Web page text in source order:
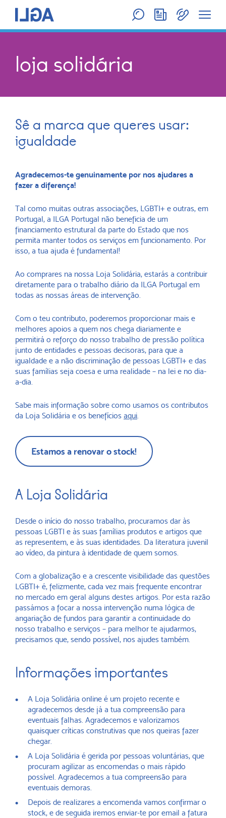
loja solidária
Sê a marca que queres usar:
igualdade
Agradecemos-te genuinamente por nos ajudares a
fazer a diferença!
Tal como muitas outras associações, LGBTI+ e outras, em
Portugal, a ILGA Portugal não beneficia de um
financiamento estrutural da parte do Estado que nos
permita manter todos os serviços em funcionamento. Por
isso, a tua ajuda é fundamental!
Ao comprares na nossa Loja Solidária, estarás a contribuir
diretamente para o trabalho diário da ILGA Portugal em
todas as nossas áreas de intervenção.
Com o teu contributo, poderemos proporcionar mais e
melhores apoios a quem nos chega diariamente e
permitirá o reforço do nosso trabalho de pressão política
junto de entidades e pessoas decisoras, para que a
igualdade e a não discriminação de pessoas LGBTI+ e das
suas famílias seja coesa e uma realidade – na lei e no dia-
a-dia.
Sabe mais informação sobre como usamos os contributos
da Loja Solidária e os benefícios aqui.
Estamos a renovar o stock!
A Loja Solidária
Desde o início do nosso trabalho, procuramos dar às
pessoas LGBTI e às suas famílias produtos e artigos que
as representem, e às suas identidades. Da literatura juvenil
ao vídeo, da pintura à identidade de quem somos.
Com a globalização e a crescente visibilidade das questões
LGBTI+ é, felizmente, cada vez mais frequente encontrar
no mercado em geral alguns destes artigos. Por esta razão
passámos a focar a nossa intervenção numa lógica de
angariação de fundos para garantir a continuidade do
nosso trabalho e serviços – para melhor te ajudarmos,
precisamos que, sendo possível, nos ajudes também.
Informações importantes
A Loja Solidária online é um projeto recente e
agradecemos desde já a tua compreensão para
eventuais falhas. Agradecemos e valorizamos
quaisquer críticas construtivas que nos queiras fazer
chegar.
A Loja Solidária é gerida por pessoas voluntárias, que
procuram agilizar as encomendas o mais rápido
possível. Agradecemos a tua compreensão para
eventuais demoras.
Depois de realizares a encomenda vamos confirmar o
stock, e de seguida iremos enviar-te por email a fatura